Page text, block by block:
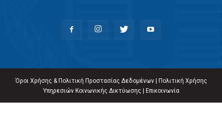
Όροι Χρήσης & Πολιτική Προστασίας Δεδομένων|
Πολιτική Χρήσης
Υπηρεσιών Κοινωνικής Δικτύωσης
Επικοινωνία